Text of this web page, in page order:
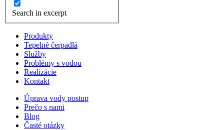
Search in excerpt
Produkty
Tepelné čerpadlá
Služby
Problémy s vodou
Realizácie
Kontakt
Úprava vody postup
Prečo s nami
Blog
Časté otázky